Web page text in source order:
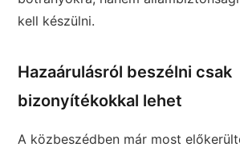
kell készülni.
Hazaárulásról beszélni csak
bizonyítékokkal lehet
A közbeszédben már most